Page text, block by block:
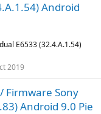
Android
E6533 (32.4.A.1.54)
2019
Firmware Sony
Android 9.0 Pie